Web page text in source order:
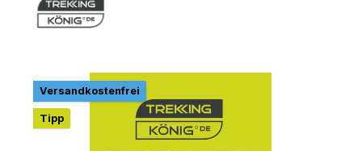
Bildergalerie überspringen
Versandkostenfrei
Tipp